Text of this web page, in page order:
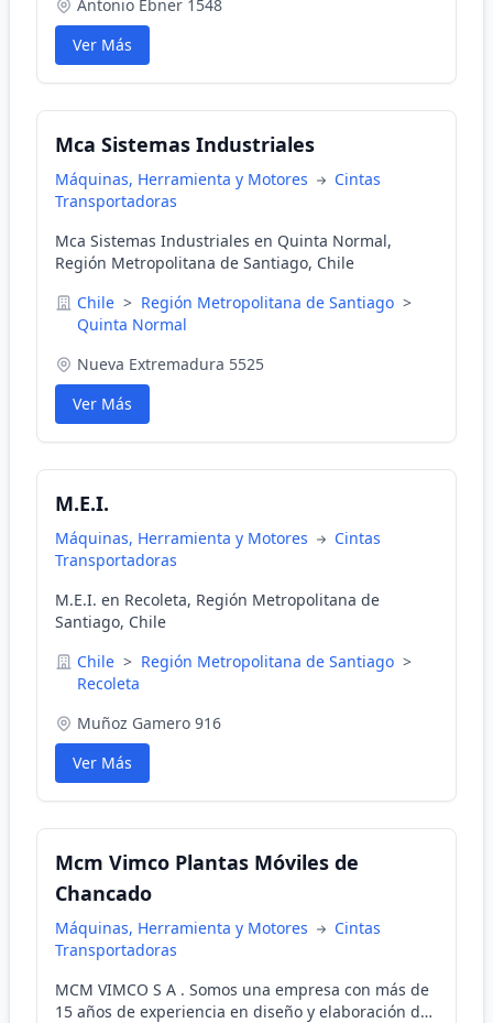
Esto nos permite brindar a nuestros clientes una
adecuada asesoría, con una visión innovadora que
nos mantiene en una búsqueda constante de
productos y tecnología. Visítenos en triple doble ve
Antonio Ebner 1548
Ver Más
Mca Sistemas Industriales
Máquinas, Herramienta y Motores
Cintas
Transportadoras
Mca Sistemas Industriales en Quinta Normal,
Región Metropolitana de Santiago, Chile
Chile > Región Metropolitana de Santiago >
Quinta Normal
Nueva Extremadura 5525
Ver Más
M.E.I.
Máquinas, Herramienta y Motores
Cintas
Transportadoras
M.E.I. en Recoleta, Región Metropolitana de
Santiago, Chile
Chile > Región Metropolitana de Santiago >
Recoleta
Muñoz Gamero 916
Ver Más
Mcm Vimco Plantas Móviles de
Chancado
Máquinas, Herramienta y Motores
Cintas
Transportadoras
MCM VIMCO S A . Somos una empresa con más de
15 años de experiencia en diseño y elaboración de